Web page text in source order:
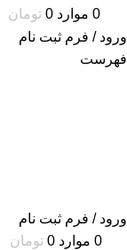
0 موارد 0 تومان
ورود / فرم ثبت نام
فهرست
ورود / فرم ثبت نام
0 موارد 0 تومان